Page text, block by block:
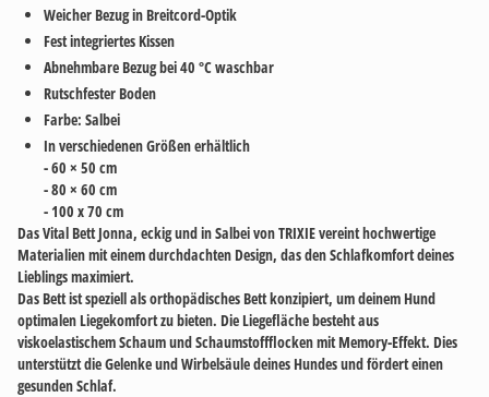
Weicher Bezug in Breitcord-Optik
Fest integriertes Kissen
Abnehmbare Bezug bei 40 °C waschbar
Rutschfester Boden
Farbe: Salbei
In verschiedenen Größen erhältlich
- 60 × 50 cm
- 80 × 60 cm
- 100 x 70 cm
Das Vital Bett Jonna, eckig und in Salbei von TRIXIE vereint hochwertige
Materialien mit einem durchdachten Design, das den Schlafkomfort deines
Lieblings maximiert.
Das Bett ist speziell als orthopädisches Bett konzipiert, um deinem Hund
optimalen Liegekomfort zu bieten. Die Liegefläche besteht aus
viskoelastischem Schaum und Schaumstoffflocken mit Memory-Effekt. Dies
unterstützt die Gelenke und Wirbelsäule deines Hundes und fördert einen
gesunden Schlaf.